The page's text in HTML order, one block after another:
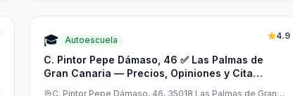
🎓 Autoescuela
C. Pintor Pepe Dámaso, 46 ✅ Las Palmas de
Gran Canaria — Precios, Opiniones y Cita
4.9
C. Pintor Pepe Dámaso, 46, 35018 Las Palmas de Gran